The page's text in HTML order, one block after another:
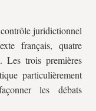
juridictionnel
français, quatre
Les trois premières
particulièrement
les débats